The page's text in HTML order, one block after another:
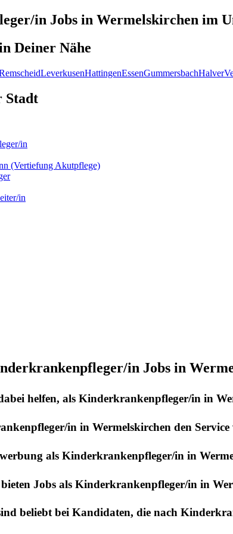
in Jobs in Wermelskirchen im
Deiner Nähe
LeverkusenHattingenEssenGummersbachHalver
Stadt
in
(Vertiefung Akutpflege)
in
in Jobs in
helfen, als Kinderkrankenpfleger/in in
in in Wermelskirchen den Service
als Kinderkrankenpfleger/in in
Jobs als Kinderkrankenpfleger/in in
beliebt bei Kandidaten, die nach